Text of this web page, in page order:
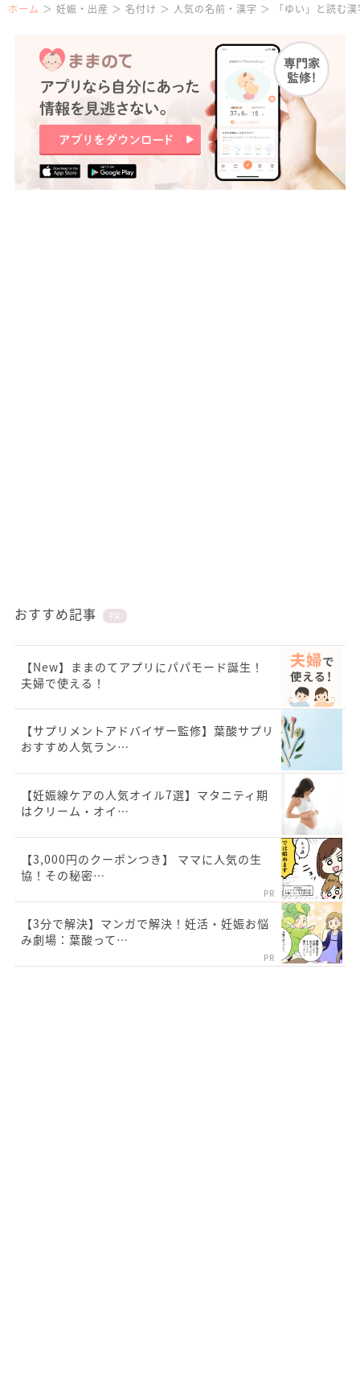
ホーム 妊娠・出産 名付け 人気の名前・漢字 「ゆい」と読む
おすすめ記事 PR
【New】ままのてアプリにパパモード誕生！
夫婦で使える！
【サプリメントアドバイザー監修】葉酸サプリ
おすすめ人気ラン…
【妊娠線ケアの人気オイル7選】マタニティ期
はクリーム・オイ…
【3,000円のクーポンつき】 ママに人気の生
協！その秘密…
PR
【3分で解決】マンガで解決！妊活・妊娠お悩
み劇場：葉酸って…
PR